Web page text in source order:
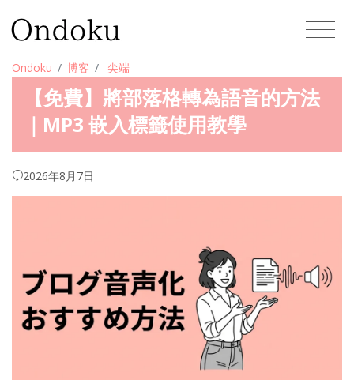
Ondoku 博客 尖端
【免費】將部落格轉為語音的方法
｜MP3 嵌入標籤使用教學
2026年8月7日